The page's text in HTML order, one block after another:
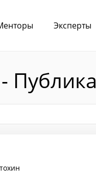
Эксперты